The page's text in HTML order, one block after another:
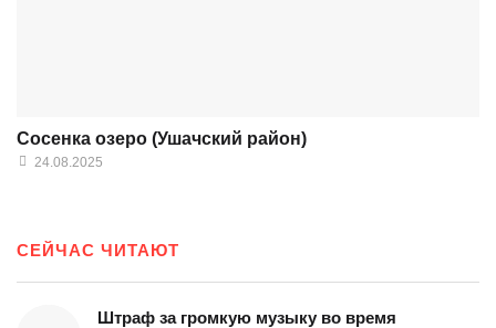
Сосенка озеро (Ушачский район)
24.08.2025
СЕЙЧАС ЧИТАЮТ
Штраф за громкую музыку во время